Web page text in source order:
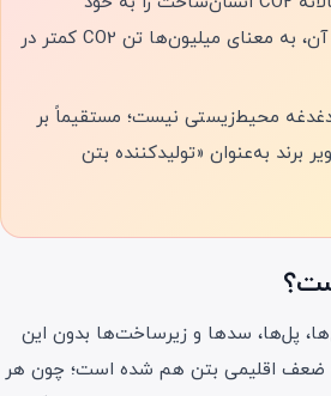
اختصاص می‌دهد، هر درصد کاهش در کربن نهفته آن، به معنای میلیون‌ها تن CO2 کمتر در
دغدغه محیط‌زیستی نیست؛ مستقیماً بر
برند به‌عنوان «تولیدکننده بتن
پل‌ها، سدها و زیرساخت‌ها بدون این
ضعف اقلیمی بتن هم شده است؛ چون هر